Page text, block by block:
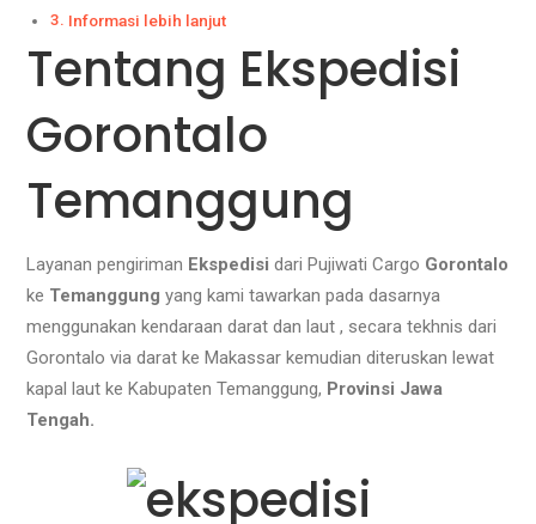
Informasi lebih lanjut
Tentang Ekspedisi
Gorontalo
Temanggung
Layanan pengiriman Ekspedisi dari Pujiwati Cargo Gorontalo
ke Temanggung yang kami tawarkan pada dasarnya
menggunakan kendaraan darat dan laut , secara tekhnis dari
Gorontalo via darat ke Makassar kemudian diteruskan lewat
kapal laut ke Kabupaten Temanggung, Provinsi Jawa
Tengah.